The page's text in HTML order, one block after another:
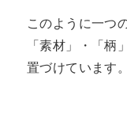
このように一つ
「素材」・「柄
置づけています。